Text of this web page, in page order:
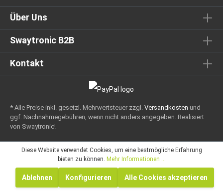
Über Uns
Swaytronic B2B
Kontakt
* Alle Preise inkl. gesetzl. Mehrwertsteuer zzgl. Versandkosten und
ggf. Nachnahmegebühren, wenn nicht anders angegeben. Realisiert
von Swaytronic!
Diese Website verwendet Cookies, um eine bestmögliche Erfahrung
bieten zu können. Mehr Informationen ...
Ablehnen Konfigurieren Alle Cookies akzeptieren